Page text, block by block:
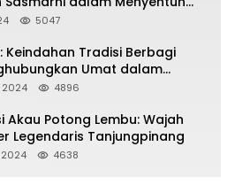
5047
Keindahan Tradisi Berbagi
Umat dalam
dan Kebersamaan dalam
2024 4896
Akau Potong Lembu: Wajah
Legendaris Tanjungpinang
2024 4638